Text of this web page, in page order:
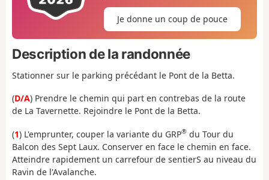
Je donne un coup de pouce
Description de la randonnée
Stationner sur le parking précédant le Pont de la Betta.
(D/A) Prendre le chemin qui part en contrebas de la route
de La Tavernette. Rejoindre le Pont de la Betta.
(1) L'emprunter, couper la variante du GRP® du Tour du
Balcon des Sept Laux. Conserver en face le chemin en face.
Atteindre rapidement un carrefour de sentierS au niveau du
Ravin de l'Avalanche.